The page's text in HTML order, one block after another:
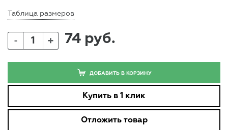
Таблица размеров
- + 74 руб.
ДОБАВИТЬ В КОРЗИНУ
Купить в 1 клик
Отложить товар